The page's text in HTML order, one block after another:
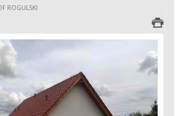
ROGULSKI